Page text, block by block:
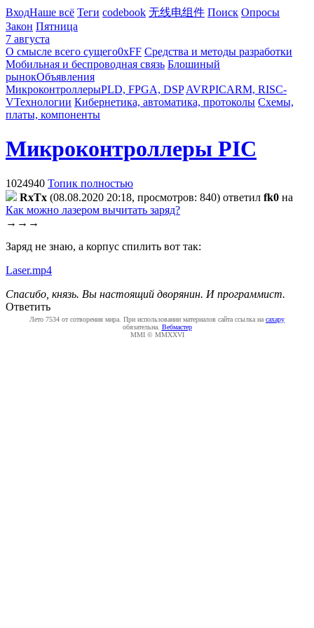
ВходНаше всё Теги codebook 无线电组件 Поиск Опросы
Закон Пятница
7 августа
О смысле всего сущего0xFF Средства и методы разработки
Мобильная и беспроводная связь Блошиный
рынокОбъявления
МикроконтроллерыPLD, FPGA, DSP AVRPICARM, RISC-
VТехнологии Кибернетика, автоматика, протоколы Схемы,
платы, компоненты
Микроконтроллеры PIC
1024940 Топик полностью
RxTx (08.08.2020 20:18, просмотров: 840) ответил fk0 на
Как можно лазером вычитать заряд?
→→→
Заряд не знаю, а корпус спилить вот так:
Laser.mp4
Спасибо, князь. Вы настоящий дворянин. И программист.
Ответить
Лето 7534 от сотворения мира. При использовании материалов сайта ссылка на caxapу
обязательна. Вебмастер
MMI © MMXXVI